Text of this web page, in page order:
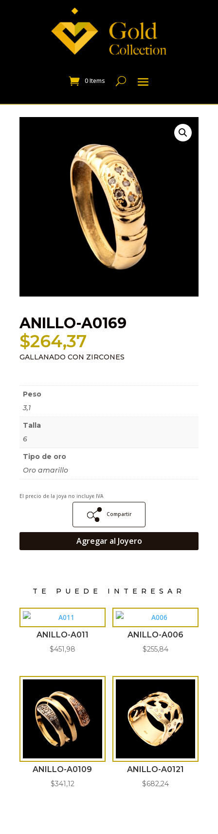
0 Items
ANILLO-A0169
$264,37
GALLANADO CON ZIRCONES
Peso
3,1
Talla
6
Tipo de oro
Oro amarillo
El precio de la joya no incluye IVA
Compartir
Agregar al Joyero
TE PUEDE INTERESAR
ANILLO-A011
$451,98
ANILLO-A006
$255,84
ANILLO-A0109
$341,12
ANILLO-A0121
$682,24